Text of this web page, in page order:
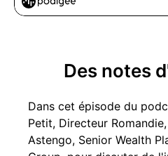
Des notes
Dans cet épisode du
Petit, Directeur
Astengo, Senior Wealth